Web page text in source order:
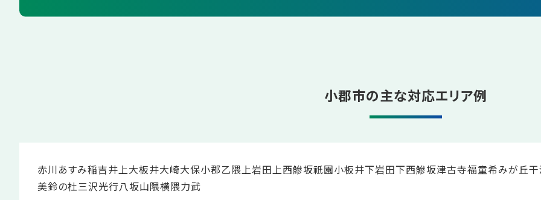
小郡市の主な対応エリア例
赤川あすみ稲吉井上大板井大崎大保小郡乙隈 上岩田 上西鰺坂祇園小板井下岩田下西鰺坂津古寺福童希みが丘
美鈴の杜三沢光行八坂山隈横隈力武